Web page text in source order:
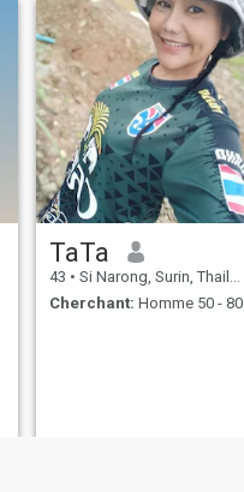
TaTa
43 • Si Narong, Surin, Thailande
Cherchant: Homme 50 - 80